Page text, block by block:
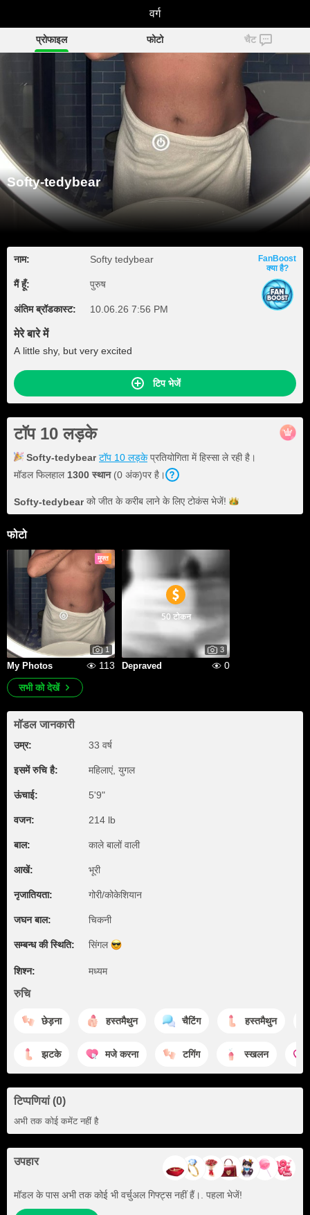
Softy-tedybear
प्रोफाइल फोटो चैट
Softy-tedybear
नाम: Softy tedybear
मैं हूँ: पुरुष
अंतिम ब्रॉडकास्ट: 10.06.26 7:56 PM
FanBoost
क्या है?
मेरे बारे में
A little shy, but very excited
टिप भेजें
टॉप 10 लड़के
Softy-tedybear टॉप 10 लड़केप्रतियोगिता में हिस्सा ले रही है।
मॉडल फिलहाल 1300 स्थान(0 अंक)पर है।
Softy-tedybear को जीत के करीब लाने के लिए टोकंसभेजें!
फोटो
मुफ्त
1
My Photos 113
50 टोकन
3
Depraved
0
सभी को देखें
मॉडल जानकारी
उम्र: 33 वर्ष
इसमें रुचि है: महिलाएं, युगल
ऊंचाई: 5'9"
वजन: 214 lb
बाल: काले बालों वाली
आखें: भूरी
नृजातियता: गोरी/कोकेशियान
जघन बाल: चिकनी
सम्बन्ध की स्थिति: सिंगल
शिश्न: मध्यम
रुचि
छेड़ना हस्तमैथुन चैटिंग हस्तमैथुन
झटके मजे करना टगिंग स्खलन
टिप्पणियां (0)
अभी तक कोई कमेंट नहीं है
उपहार
मॉडल के पास अभी तक कोई भी वर्चुअल गिफ्ट्स नहीं हैं।. पहला भेजें!
वर्ग